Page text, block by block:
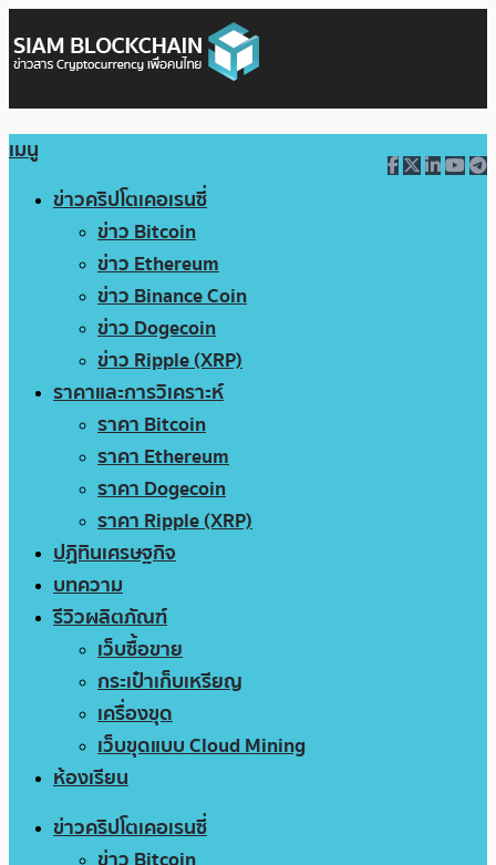
เมนู
ข่าวคริปโตเคอเรนซี่
ข่าว Bitcoin
ข่าว Ethereum
ข่าว Binance Coin
ข่าว Dogecoin
ข่าว Ripple (XRP)
ราคาและการวิเคราะห์
ราคา Bitcoin
ราคา Ethereum
ราคา Dogecoin
ราคา Ripple (XRP)
ปฏิทินเศรษฐกิจ
บทความ
รีวิวผลิตภัณฑ์
เว็บซื้อขาย
กระเป๋าเก็บเหรียญ
เครื่องขุด
เว็บขุดแบบ Cloud Mining
ห้องเรียน
ข่าวคริปโตเคอเรนซี่